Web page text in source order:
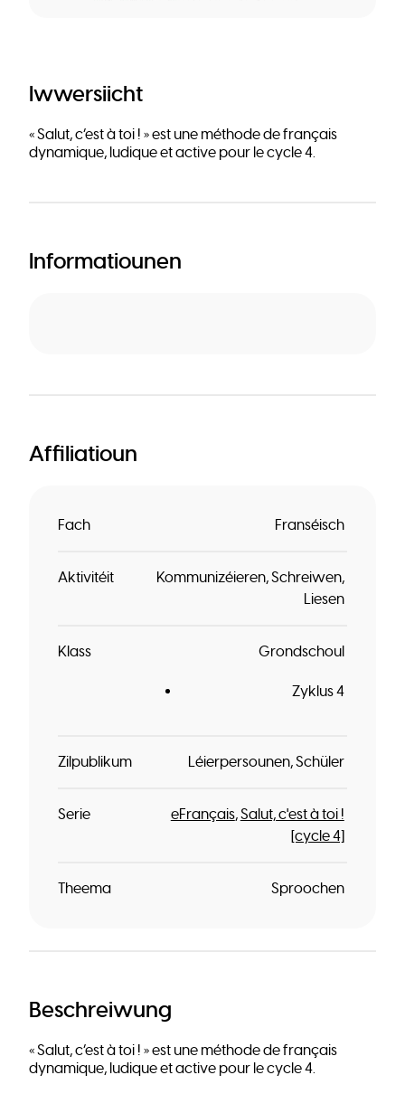
Iwwersiicht
« Salut, c’est à toi ! » est une méthode de français
dynamique, ludique et active pour le cycle 4.
Informatiounen
Affiliatioun
Fach Franséisch
Aktivitéit Kommunizéieren Schreiwen
Liesen
Klass Grondschoul
Zyklus 4
Zilpublikum Léierpersounen Schüler
Serie eFrançais Salut, c'est à toi !
[cycle 4]
Theema Sproochen
Beschreiwung
« Salut, c’est à toi ! » est une méthode de français
dynamique, ludique et active pour le cycle 4.